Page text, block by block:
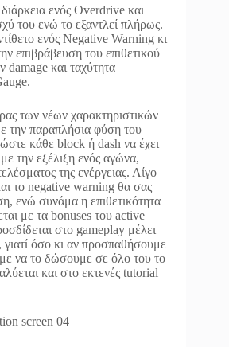
ενός Overdrive και
του ενώ το εξαντλεί πλήρως.
ενός Negative Warning κι
επιβράβευση του επιθετικού
damage και ταχύτητα
των νέων χαρακτηριστικών
την παραπλήσια φύση του
κάθε block ή dash να έχει
την εξέλιξη ενός αγώνα,
της ενέργειας. Λίγο
το negative warning θα σας
ενώ συνάμα η επιθετικότητα
με τα bonuses του active
στο gameplay μέλει
γιατί όσο κι αν προσπαθήσουμε
να το δώσουμε σε όλο του το
και στο εκτενές tutorial